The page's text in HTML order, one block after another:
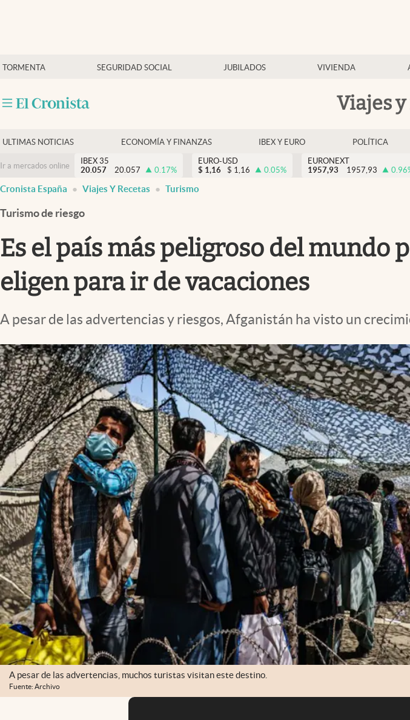
TORMENTA SEGURIDAD SOCIAL JUBILADOS VIVIENDA
Viajes
Economía y finanzas
Criptomonedas
ULTIMAS NOTICIAS ECONOMÍA Y FINANZAS IBEX Y EURO POLÍTICA
Ir a mercados online
IBEX 35
20.057
20.057 0.17%
EURO-USD
$ 1,16 $ 1,16 0.05%
EURONEXT
1957,93
1957,93 0.96
Cronista España Viajes Y Recetas Turismo
Turismo de riesgo
Es el país más peligroso del mundo
eligen para ir de vacaciones
A pesar de las advertencias y riesgos, Afganistán ha visto un
A pesar de las advertencias, muchos turistas visitan este destino.
Fuente: Archivo